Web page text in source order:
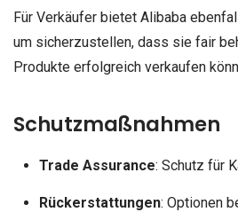
Für Verkäufer bietet Alibaba
um sicherzustellen, dass sie fair
Produkte erfolgreich verkaufen
Schutzmaßnahmen
Trade Assurance: Schutz für
Rückerstattungen: Optionen